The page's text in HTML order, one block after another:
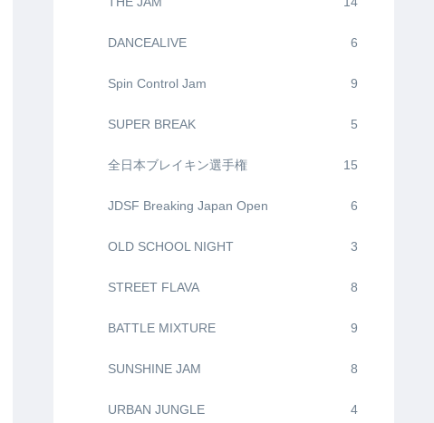
DANCEALIVE 6
Spin Control Jam 9
SUPER BREAK 5
全日本ブレイキン選手権 15
JDSF Breaking Japan Open 6
OLD SCHOOL NIGHT 3
STREET FLAVA 8
BATTLE MIXTURE 9
SUNSHINE JAM 8
URBAN JUNGLE 4